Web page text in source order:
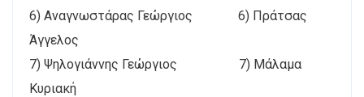
6) Αναγνωστάρας Γεώργιος 6) Πράτσας
Άγγελος
7) Ψηλογιάννης Γεώργιος 7) Μάλαμα
Κυριακή